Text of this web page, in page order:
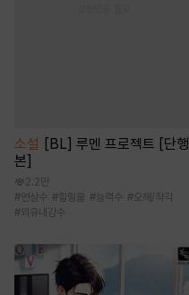
소설 [BL] 루멘 프로젝트 [단행
본]
2.2만
#연상수 # 힐링물 #능력수 #오해/착각
#외유내강수